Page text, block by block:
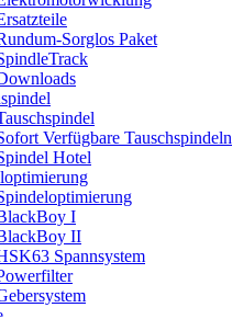
Sorglos Paket
Verfügbare Tauschspindeln
Hotel
I
II
Spannsystem